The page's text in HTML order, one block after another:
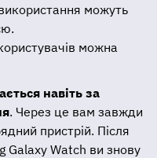
можуть
можна
навіть за
. Через це вам завжди
пристрій. Після
Galaxy Watch ви знову